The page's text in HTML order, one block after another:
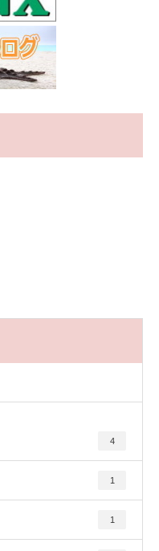
4
1
1